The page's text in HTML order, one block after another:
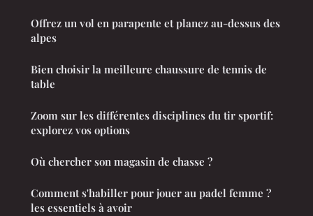
Offrez un vol en parapente et planez au-dessus des
alpes
Bien choisir la meilleure chaussure de tennis de
table
Zoom sur les différentes disciplines du tir sportif:
explorez vos options
Où chercher son magasin de chasse ?
Comment s'habiller pour jouer au padel femme ?
les essentiels à avoir